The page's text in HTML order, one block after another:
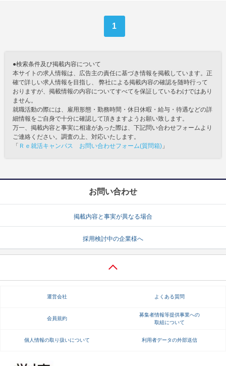
1
●検索条件及び掲載内容について
本サイトの求人情報は、広告主の責任に基づき情報を掲載しています。正
確で詳しい求人情報を目指し、 弊社による掲載内容の確認を随時行って
おりますが、掲載情報の内容についてすべてを保証しているわけではあり
ません。
就職活動の際には、雇用形態・勤務時間・休日休暇・給与・待遇などの詳
細情報をご自身で十分に確認して頂きますようお願い致します。
万一、掲載内容と事実に相違があった際は、下記問い合わせフォームより
ご連絡ください。調査の上、対応いたします。
「 Ｒｅ就活キャンパス お問い合わせフォーム(質問箱) 」
お問い合わせ
掲載内容と事実が異なる場合
採用検討中の企業様へ
運営会社 よくある質問
会員規約
募集者情報等提供事業への
取組について
個人情報の取り扱いについて 利用者データの外部送信